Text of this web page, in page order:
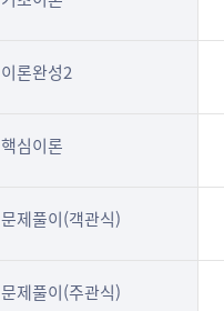
이론완성2
핵심이론
문제풀이(객관식)
문제풀이(주관식)